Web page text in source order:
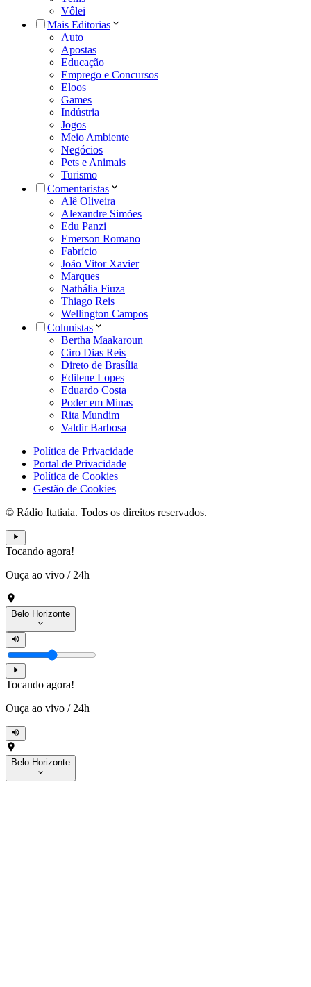
Vôlei
Mais Editorias
Auto
Apostas
Educação
Emprego e Concursos
Eloos
Games
Indústria
Jogos
Meio Ambiente
Negócios
Pets e Animais
Turismo
Comentaristas
Alê Oliveira
Alexandre Simões
Edu Panzi
Emerson Romano
Fabrício
João Vitor Xavier
Marques
Nathália Fiuza
Thiago Reis
Wellington Campos
Colunistas
Bertha Maakaroun
Ciro Dias Reis
Direto de Brasília
Edilene Lopes
Eduardo Costa
Poder em Minas
Rita Mundim
Valdir Barbosa
Política de Privacidade
Portal de Privacidade
Política de Cookies
Gestão de Cookies
© Rádio Itatiaia. Todos os direitos reservados.
Tocando agora!
Ouça ao vivo / 24h
Belo Horizonte
Tocando agora!
Ouça ao vivo / 24h
Belo Horizonte